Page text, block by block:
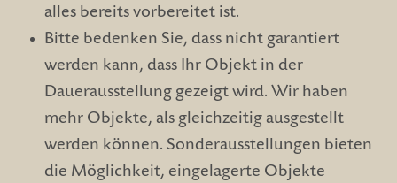
alles bereits vorbereitet ist.
Bitte bedenken Sie, dass nicht garantiert
werden kann, dass Ihr Objekt in der
Dauerausstellung gezeigt wird. Wir haben
mehr Objekte, als gleichzeitig ausgestellt
werden können. Sonderausstellungen bieten
die Möglichkeit, eingelagerte Objekte